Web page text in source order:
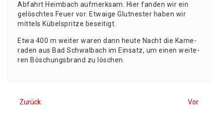
Abfahrt Heim­bach auf­merk­sam. Hier fan­den wir ein
gelösch­tes Feu­er vor. Etwa­ige Glut­nes­ter haben wir
mit­tels Kübel­sprit­ze beseitigt.
Etwa 400 m wei­ter waren dann heu­te Nacht die Kame­
ra­den aus Bad Schwal­bach im Ein­satz, um einen wei­te­
ren Böschungs­brand zu löschen.
Zurück Vor